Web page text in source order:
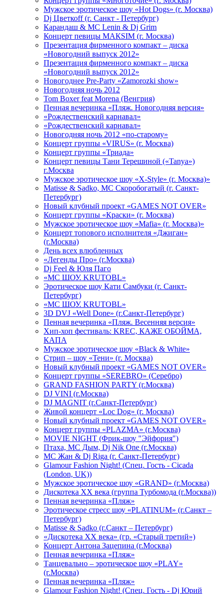
Мужское эротическое шоу «Hot Dogs» (г. Москва)
Dj Цветкоff (г. Санкт - Петербург)
Карандаш & МС Lenin & Dj Grim
Концерт певицы МАКSIМ (г. Москва)
Презентация фирменного компакт – диска
«Новогодний выпуск 2012»
Презентация фирменного компакт – диска
«Новогодний выпуск 2012»
Новогоднее Pre-Party «Zamorozki show»
Новогодняя ночь 2012
Tom Boxer feat Morena (Венгрия)
Пенная вечеринка «Пляж. Новогодняя версия»
«Рождественский карнавал»
«Рождественский карнавал»
Новогодняя ночь 2012 «по-старому»
Концерт группы «VIRUS» (г. Москва)
Концерт группы «Триада»
Концерт певицы Тани Терешиной («Tanya»)
г.Москва
Мужское эротическое шоу «X-Style» (г. Москва)»
Matissе & Sadko, MC Скоробогатый (г. Санкт-
Петербург)
Новый клубный проект «GAMES NOT OVER»
Концерт группы «Краски» (г. Москва)
Мужское эротическое шоу «Mafia» (г. Москва)»
Концерт топового исполнителя «Джиган»
(г.Москва)
День всех влюбленных
«Легенды Про» (г.Москва)
Dj Feel & Юля Паго
«МС ШОУ. KRUTOBL»
Эротическое шоу Кати Самбуки (г. Санкт-
Петербург)
«МС ШОУ. KRUTOBL»
3D DVJ «Well Done» (г.Санкт-Петербург)
Пенная вечеринка «Пляж. Весенняя версия»
Хип-хоп фестиваль: KREC, КАЖЕ ОБОЙМА,
КАПА
Мужское эротическое шоу «Black & White»
Стрип – шоу «Тени» (г. Москва)
Новый клубный проект «GAMES NOT OVER»
Концерт группы «SEREBRO» (Серебро)
GRAND FASHION PARTY (г.Москва)
DJ VINI (г.Москва)
DJ MAGNIT (г.Санкт-Петербург)
Живой концерт «Loc Dog» (г. Москва)
Новый клубный проект «GAMES NOT OVER»
Концерт группы «PLAZMA» (г.Москва)
MOVIE NIGHT (Фрик-шоу "Эйфория")
Птаха, МС Дым, Dj Nik One (г.Москва)
МС Жан & Dj Riga (г. Санкт-Петербург)
Glamour Fashion Night! (Спец. Гость - Cicada
(London, UK))
Мужское эротическое шоу «GRAND» (г.Москва)
Дискотека XX века (группа Турбомода (г.Москва))
Пенная вечеринка «Пляж»
Эротическое стресс шоу «PLATINUM» (г.Санкт –
Петербург)
Matisse & Sadko (г.Санкт – Петербург)
«Дискотека ХХ века» (гр. «Старый третий»)
Концерт Антона Зацепина (г.Москва)
Пенная вечеринка «Пляж»
Танцевально – эротическое шоу «PLAY»
(г.Москва)
Пенная вечеринка «Пляж»
Glamour Fashion Night! (Спец. Гость - Dj Юрий